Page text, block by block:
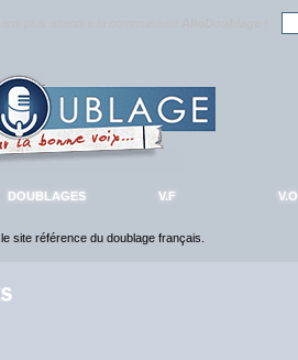
DOUBLAGES V.F V.O
, le site référence du doublage français.